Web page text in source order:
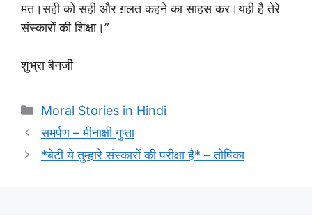
मत।सही को सही और ग़लत कहने का साहस कर।यही है तेरे
संस्कारों की शिक्षा।”
शुभ्रा बैनर्जी
Categories
Moral Stories in Hindi
समर्पण – मीनाक्षी गुप्ता
*बेटी ये तुम्हारे संस्कारों की परीक्षा है* – तोषिका